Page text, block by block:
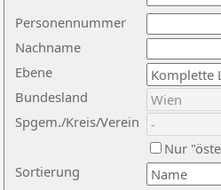
Nachname
Ebene
Sortierung
Personennummer
Bundesland
Spgem./Kreis/Verein
Nur